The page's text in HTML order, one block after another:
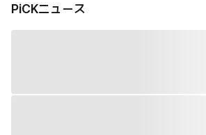
PiCKニュース